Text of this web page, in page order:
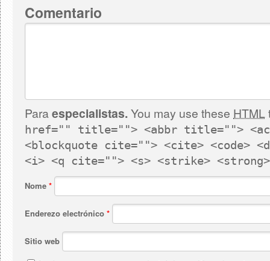
Comentario
Paraespecialistas. You may use these HTML
href="" title=""> <abbr title="">
<blockquote cite=""> <cite> <code>
<i> <q cite=""> <s> <strike> <strong>
Nome *
Enderezo electrónico *
Sitio web